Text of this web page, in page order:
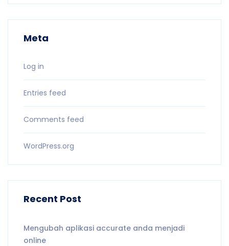
Meta
Log in
Entries feed
Comments feed
WordPress.org
Recent Post
Mengubah aplikasi accurate anda menjadi
online